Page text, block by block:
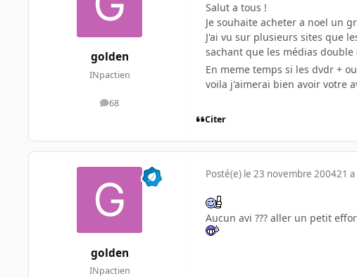
golden
INpactien
68
messages
Salut a tous !
Je souhaite acheter a noel un
J'ai vu sur plusieurs sites que
sachant que les médias
En meme temps si les dvdr +
voila j'aimerai bien avoir votre
Citer
golden
INpactien
Posté(e) le 23 novembre 200421 a
Aucun avi ??? aller un petit